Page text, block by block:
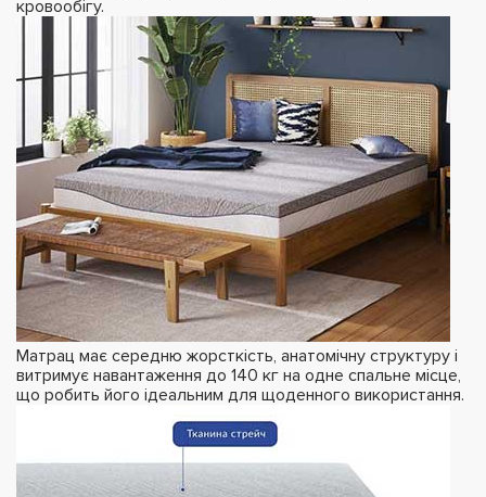
кровообігу.
Матрац має середню жорсткість, анатомічну структуру і
витримує навантаження до 140 кг на одне спальне місце,
що робить його ідеальним для щоденного використання.